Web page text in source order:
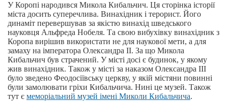
У Коропі народився Микола Кибальчич. Ця сторінка історії
міста досить суперечлива. Винахідник і терорист. Його
динаміт перевершував за якістю винахід шведського
науковця Альфреда Нобеля. Та свою вибухівку винахідник з
Коропа вирішив використати не для наукової мети, а для
замаху на імператора Олександра ІІ. За що Микола
Кибальчич був страчений. У місті досі є будинок, у якому
жив винахідник. Також у місті за наказом Олександра ІІІ
було зведено Феодосіївську церкву, у якій містяни повинні
були замолювати гріхи Кибальчича. Нині це музей. Також
тут є меморіальний музей імені Миколи Кибальчича.